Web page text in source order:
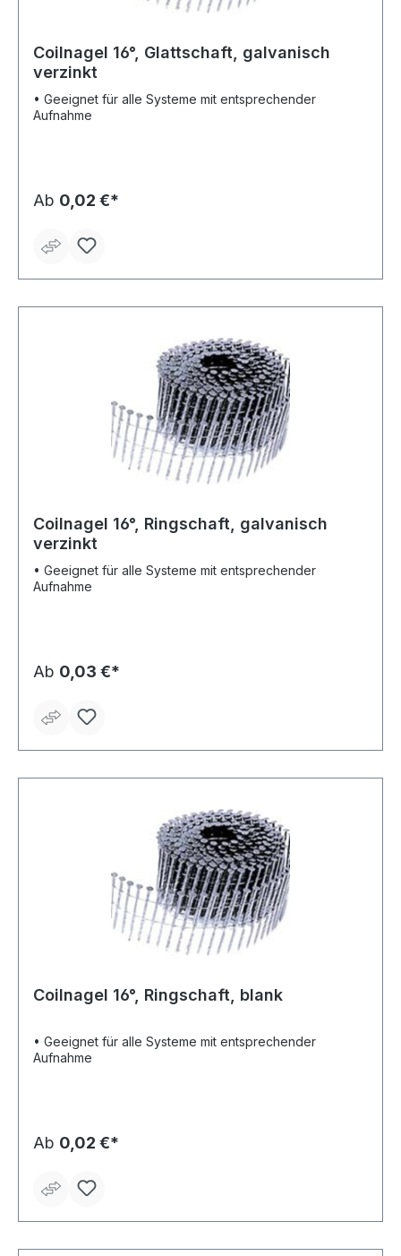
Coilnagel 16°, Glattschaft, galvanisch
verzinkt
• Geeignet für alle Systeme mit entsprechender
Aufnahme
Ab 0,02 €*
Coilnagel 16°, Ringschaft, galvanisch
verzinkt
• Geeignet für alle Systeme mit entsprechender
Aufnahme
Ab 0,03 €*
Coilnagel 16°, Ringschaft, blank
• Geeignet für alle Systeme mit entsprechender
Aufnahme
Ab 0,02 €*